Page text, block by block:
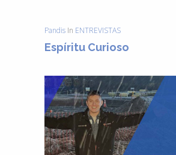
Pandis In ENTREVISTAS
Espíritu Curioso